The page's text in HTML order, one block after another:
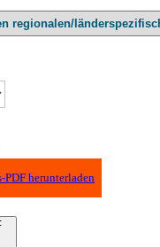
PDF herunterladen